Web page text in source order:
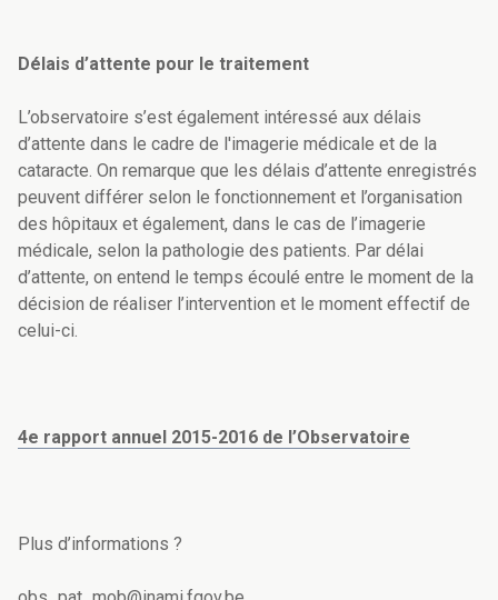
Délais d’attente pour le traitement
L’observatoire s’est également intéressé aux délais
d’attente dans le cadre de l'imagerie médicale et de la
cataracte. On remarque que les délais d’attente enregistrés
peuvent différer selon le fonctionnement et l’organisation
des hôpitaux et également, dans le cas de l’imagerie
médicale, selon la pathologie des patients. Par délai
d’attente, on entend le temps écoulé entre le moment de la
décision de réaliser l’intervention et le moment effectif de
celui-ci.
4e rapport annuel 2015-2016 de l’Observatoire
Plus d’informations ?